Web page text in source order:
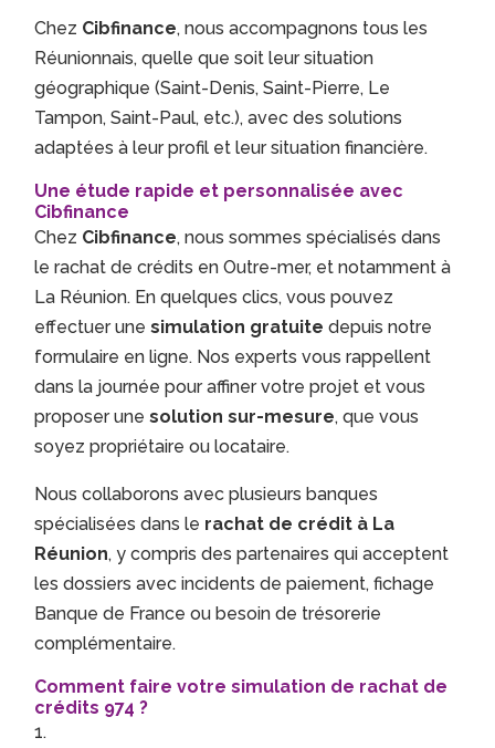
Chez Cibfinance, nous accompagnons tous les
Réunionnais, quelle que soit leur situation
géographique (Saint-Denis, Saint-Pierre, Le
Tampon, Saint-Paul, etc.), avec des solutions
adaptées à leur profil et leur situation financière.
Une étude rapide et personnalisée avec
Cibfinance
Chez Cibfinance, nous sommes spécialisés dans
le rachat de crédits en Outre-mer, et notamment à
La Réunion. En quelques clics, vous pouvez
effectuer unesimulation gratuite depuis notre
formulaire en ligne. Nos experts vous rappellent
dans la journée pour affiner votre projet et vous
proposer unesolution sur-mesure, que vous
soyez propriétaire ou locataire.
Nous collaborons avec plusieurs banques
spécialisées dans le rachat de crédit à La
Réunion, y compris des partenaires qui acceptent
les dossiers avec incidents de paiement, fichage
Banque de France ou besoin de trésorerie
complémentaire.
Comment faire votre simulation de rachat de
crédits 974 ?